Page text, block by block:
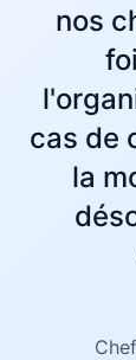
nos
cas de
la